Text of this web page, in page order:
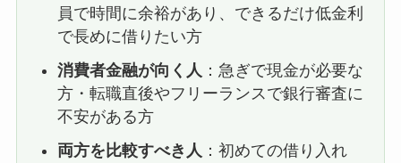
員で時間に余裕があり、できるだけ低金利
で長めに借りたい方
消費者金融が向く人 ：急ぎで現金が必要な
方・転職直後やフリーランスで銀行審査に
不安がある方
両方を比較すべき人 ：初めての借り入れ